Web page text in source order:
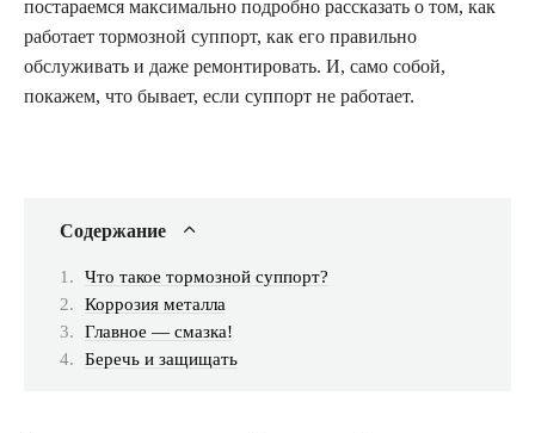
постараемся максимально подробно рассказать о том, как
работает тормозной суппорт, как его правильно
обслуживать и даже ремонтировать. И, само собой,
покажем, что бывает, если суппорт не работает.
Содержание
Что такое тормозной суппорт?
Коррозия металла
Главное — смазка!
Беречь и защищать